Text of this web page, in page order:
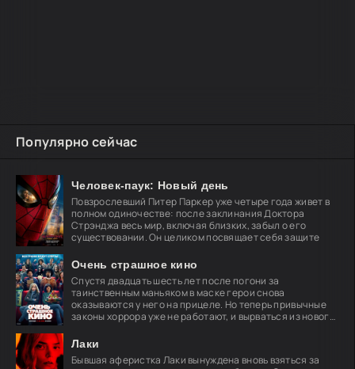
Популярно сейчас
Человек-паук: Новый день
Повзрослевший Питер Паркер уже четыре года живет в
полном одиночестве: после заклинания Доктора
Стрэнджа весь мир, включая близких, забыл о его
существовании. Он целиком посвящает себя защите
Очень страшное кино
Спустя двадцать шесть лет после погони за
таинственным маньяком в маске герои снова
оказываются у него на прицеле. Но теперь привычные
законы хоррора уже не работают, и вырваться из нового
Лаки
Бывшая аферистка Лаки вынуждена вновь взяться за